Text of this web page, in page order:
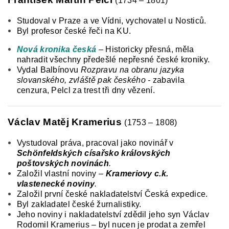
Studoval v Praze a ve Vídni, vychovatel u Nosticů.
Byl profesor české řeči na KU.
Nová kronika česká – Historicky přesná, měla
nahradit všechny předešlé nepřesné české kroniky.
Vydal Balbínovu Rozpravu na obranu jazyka
slovanského, zvláště pak českého - zabavila
cenzura, Pelcl za trest tři dny vězení.
Václav Matěj Kramerius (1753 – 1808)
Vystudoval práva, pracoval jako novinář v
Schönfeldských císařsko královských
poštovských novinách.
Založil vlastní noviny – Krameriovy c.k.
vlastenecké noviny.
Založil první české nakladatelství Česká expedice.
Byl zakladatel české žurnalistiky.
Jeho noviny i nakladatelství zdědil jeho syn Václav
Rodomil Kramerius – byl nucen je prodat a zemřel